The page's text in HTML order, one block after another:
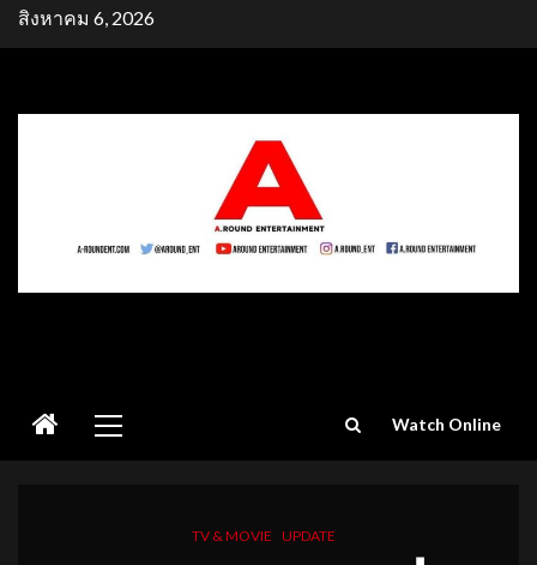
Skipสิงหาคม 6, 2026
Menu
Watch Online
TV & MOVIE UPDATE